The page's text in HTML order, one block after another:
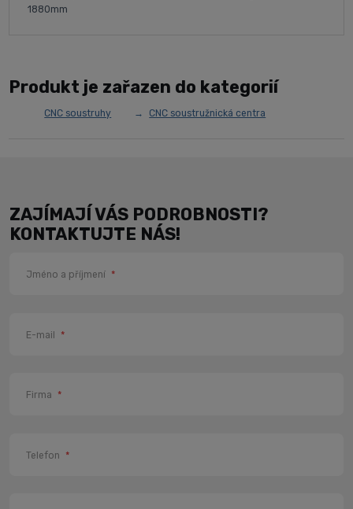
1880mm
Produkt je zařazen do kategorií
CNC soustruhy CNC soustružnická centra
ZAJÍMAJÍ VÁS PODROBNOSTI?
KONTAKTUJTE NÁS!
Jméno a příjmení *
E-mail *
Firma *
Telefon *